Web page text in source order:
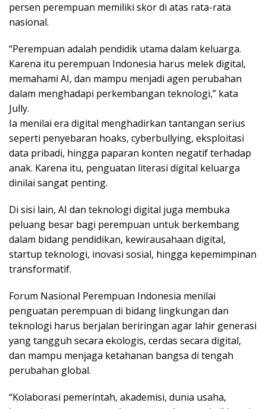
persen perempuan memiliki skor di atas rata-rata
nasional.
“Perempuan adalah pendidik utama dalam keluarga.
Karena itu perempuan Indonesia harus melek digital,
memahami AI, dan mampu menjadi agen perubahan
dalam menghadapi perkembangan teknologi,” kata
Jully.
Ia menilai era digital menghadirkan tantangan serius
seperti penyebaran hoaks, cyberbullying, eksploitasi
data pribadi, hingga paparan konten negatif terhadap
anak. Karena itu, penguatan literasi digital keluarga
dinilai sangat penting.
Di sisi lain, AI dan teknologi digital juga membuka
peluang besar bagi perempuan untuk berkembang
dalam bidang pendidikan, kewirausahaan digital,
startup teknologi, inovasi sosial, hingga kepemimpinan
transformatif.
Forum Nasional Perempuan Indonesia menilai
penguatan perempuan di bidang lingkungan dan
teknologi harus berjalan beriringan agar lahir generasi
yang tangguh secara ekologis, cerdas secara digital,
dan mampu menjaga ketahanan bangsa di tengah
perubahan global.
“Kolaborasi pemerintah, akademisi, dunia usaha,